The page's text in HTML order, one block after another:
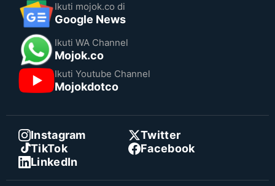
Ikuti mojok.co di
Google News
Ikuti WA Channel
Mojok.co
Ikuti Youtube Channel
Mojokdotco
Instagram
Twitter
TikTok
Facebook
LinkedIn